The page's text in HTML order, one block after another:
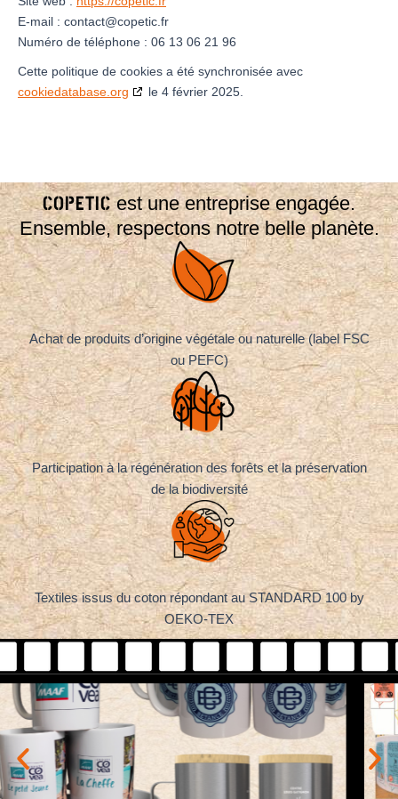
E-mail : contact@copetic.fr
Numéro de téléphone : 06 13 06 21 96
Cette politique de cookies a été synchronisée avec
cookiedatabase.org
le 4 février 2025.
COPETICest une entreprise engagée.
Ensemble, respectons notre belle planète.
Achat de produits d’origine végétale ou naturelle (label FSC
ou PEFC)
Participation à la régénération des forêts et la préservation
de la biodiversité
Textiles issus du coton répondant au STANDARD 100 by
OEKO-TEX